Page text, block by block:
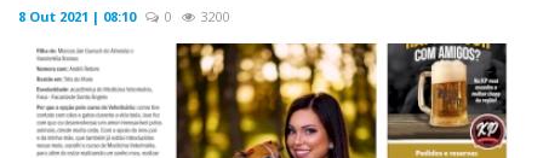
8 Out 2021 | 08:10 0 3200